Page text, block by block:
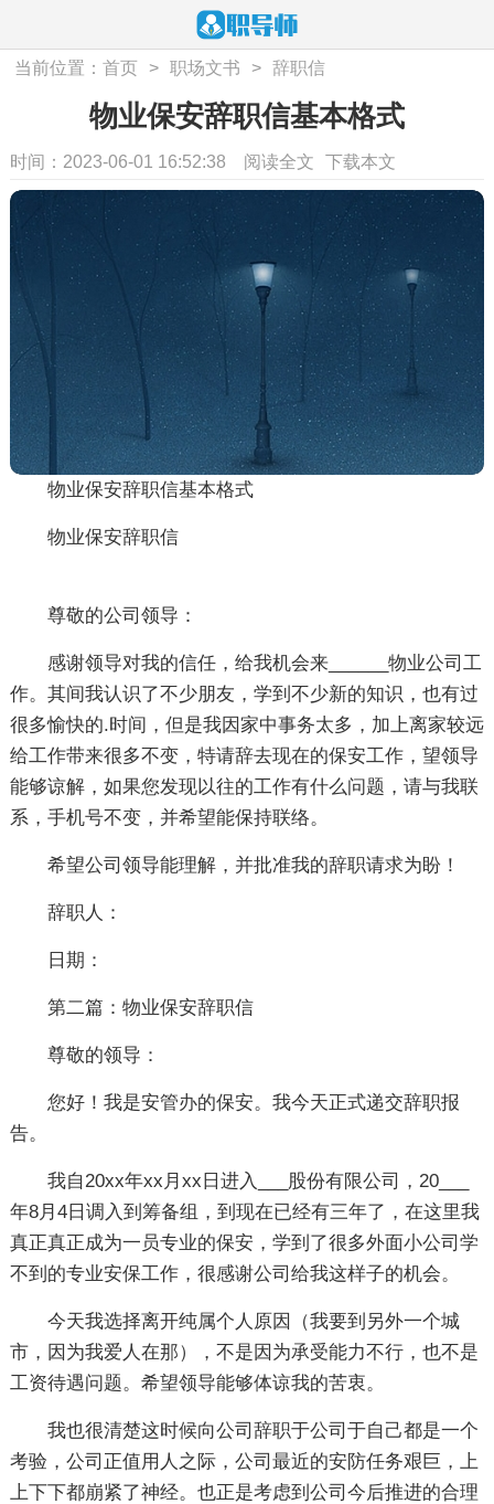
当前位置：首页 > 职场文书 > 辞职信
物业保安辞职信基本格式
时间：2023-06-01 16:52:38 阅读全文 下载本文
物业保安辞职信基本格式
物业保安辞职信
尊敬的公司领导：
感谢领导对我的信任，给我机会来______物业公司工
作。其间我认识了不少朋友，学到不少新的知识，也有过
很多愉快的.时间，但是我因家中事务太多，加上离家较远
给工作带来很多不变，特请辞去现在的保安工作，望领导
能够谅解，如果您发现以往的工作有什么问题，请与我联
系，手机号不变，并希望能保持联络。
希望公司领导能理解，并批准我的辞职请求为盼！
辞职人：
日期：
第二篇：物业保安辞职信
尊敬的领导：
您好！我是安管办的保安。我今天正式递交辞职报
告。
我自20xx年xx月xx日进入___股份有限公司，20___
年8月4日调入到筹备组，到现在已经有三年了，在这里我
真正真正成为一员专业的保安，学到了很多外面小公司学
不到的专业安保工作，很感谢公司给我这样子的机会。
今天我选择离开纯属个人原因（我要到另外一个城
市，因为我爱人在那），不是因为承受能力不行，也不是
工资待遇问题。希望领导能够体谅我的苦衷。
我也很清楚这时候向公司辞职于公司于自己都是一个
考验，公司正值用人之际，公司最近的安防任务艰巨，上
上下下都崩紧了神经。也正是考虑到公司今后推进的合理